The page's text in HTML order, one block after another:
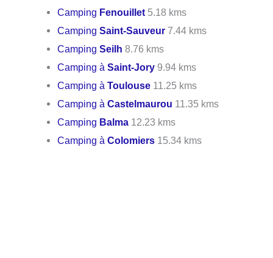
Camping Fenouillet 5.18 kms
CampingSaint-Sauveur 7.44 kms
CampingSeilh 8.76 kms
Camping àSaint-Jory 9.94 kms
Camping àToulouse 11.25 kms
Camping àCastelmaurou 11.35 kms
Camping Balma 12.23 kms
Camping àColomiers 15.34 kms